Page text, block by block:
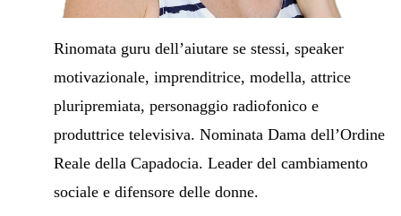
Rinomata guru dell’aiutare se stessi, speaker
motivazionale, imprenditrice, modella, attrice
pluripremiata, personaggio radiofonico e
produttrice televisiva. Nominata Dama dell’Ordine
Reale della Capadocia. Leader del cambiamento
sociale e difensore delle donne.